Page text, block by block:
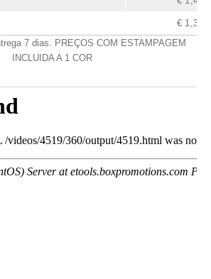
€ 1,34
7 dias. PREÇOS COM ESTAMPAGEM
INCLUIDA A 1 COR